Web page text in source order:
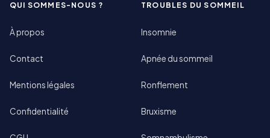
QUI SOMMES-NOUS ?
À propos
Contact
Mentions légales
Confidentialité
TROUBLES DU SOMMEIL
Insomnie
Apnée du sommeil
Ronflement
Bruxisme